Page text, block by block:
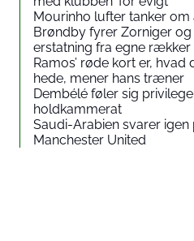
Mourinho lufter tanker
Brøndby fyrer Zorniger
erstatning fra egne rækker
Ramos’ røde kort er, hvad
hede, mener hans træner
Dembélé føler sig
holdkammerat
Saudi-Arabien svarer
Manchester United